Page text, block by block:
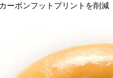
ーボンフットプリントを削減